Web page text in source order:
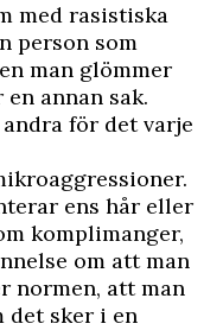
med rasistiska
person som
man glömmer
annan sak.
för det varje
ens hår eller
komplimanger,
om att man
normen, att man
det sker i en